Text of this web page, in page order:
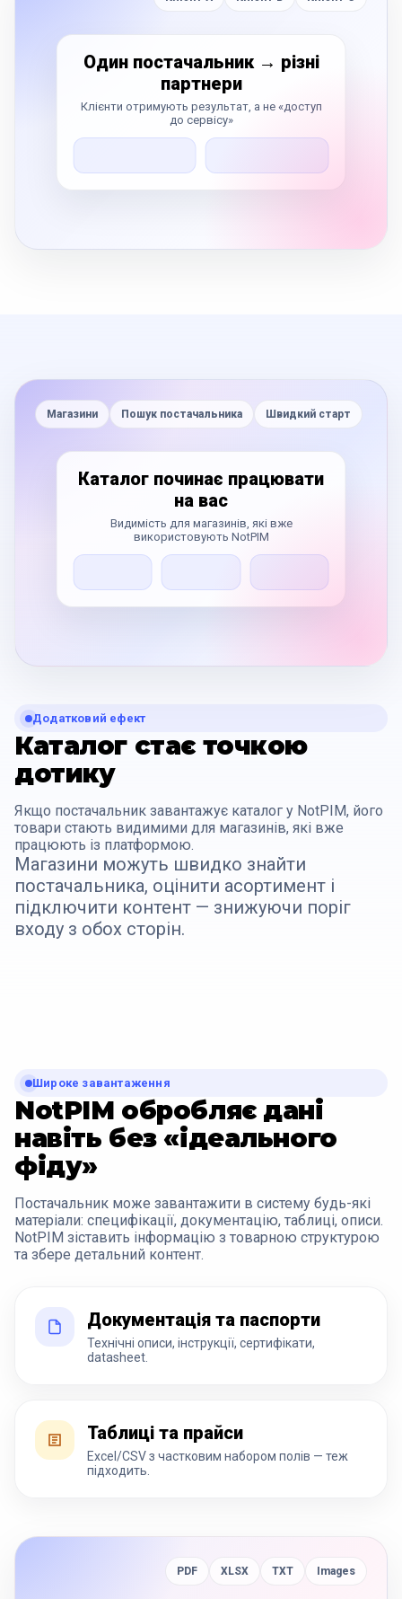
Один постачальник → різні
партнери
Клієнти отримують результат, а не «доступ
до сервісу»
Магазини Пошук постачальника Швидкий старт
Каталог починає працювати
на вас
Видимість для магазинів, які вже
використовують NotPIM
Додатковий ефект
Каталог стає точкою
дотику
Якщо постачальник завантажує каталог у NotPIM, його
товари стають видимими для магазинів, які вже
працюють із платформою.
Магазини можуть швидко знайти
постачальника, оцінити асортимент і
підключити контент — знижуючи поріг
входу з обох сторін.
Широке завантаження
NotPIM обробляє дані
навіть без «ідеального
фіду»
Постачальник може завантажити в систему будь-які
матеріали: специфікації, документацію, таблиці, описи.
NotPIM зіставить інформацію з товарною структурою
та збере детальний контент.
Документація та паспорти
Технічні описи, інструкції, сертифікати,
datasheet.
Таблиці та прайси
Excel/CSV з частковим набором полів — теж
підходить.
PDF XLSX TXT Images